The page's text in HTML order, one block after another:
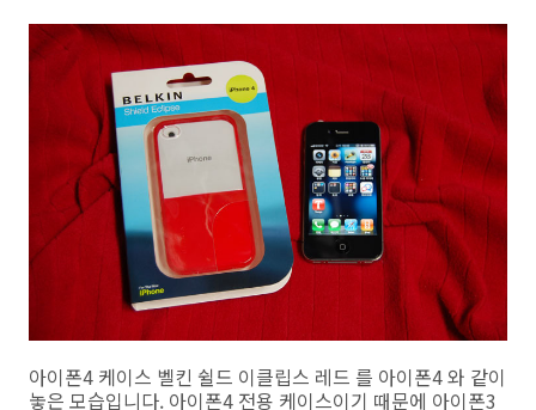
아이폰4 케이스 벨킨 쉴드 이클립스 레드 를 아이폰4 와 같이
놓은 모습입니다. 아이폰4 전용 케이스이기 때문에 아이폰3